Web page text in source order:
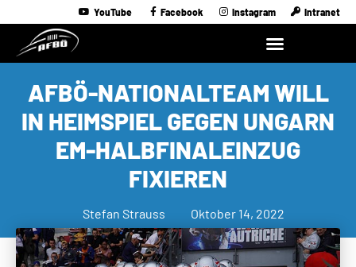
YouTube Facebook Instagram Intranet
AFBÖ-NATIONALTEAM WILL
IN HEIMSPIEL GEGEN UNGARN
EM-HALBFINALEINZUG
FIXIEREN
Stefan Strauss Oktober 14, 2022